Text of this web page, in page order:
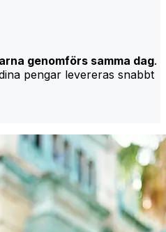
genomförs samma dag.
pengar levereras snabbt